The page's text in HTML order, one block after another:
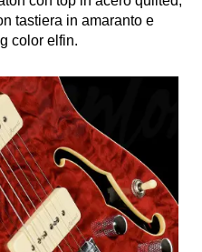
tastiera in amaranto e
color elfin.